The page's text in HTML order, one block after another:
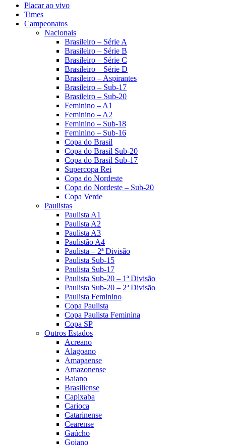
Placar ao vivo
Times
Campeonatos
Nacionais
Brasileiro – Série A
Brasileiro – Série B
Brasileiro – Série C
Brasileiro – Série D
Brasileiro – Aspirantes
Brasileiro – Sub-17
Brasileiro – Sub-20
Feminino – A1
Feminino – A2
Feminino – Sub-18
Feminino – Sub-16
Copa do Brasil
Copa do Brasil Sub-20
Copa do Brasil Sub-17
Supercopa Rei
Copa do Nordeste
Copa do Nordeste – Sub-20
Copa Verde
Paulistas
Paulista A1
Paulista A2
Paulista A3
Paulistão A4
Paulista – 2ª Divisão
Paulista Sub-15
Paulista Sub-17
Paulista Sub-20 – 1ª Divisão
Paulista Sub-20 – 2ª Divisão
Paulista Feminino
Copa Paulista
Copa Paulista Feminina
Copa SP
Outros Estados
Acreano
Alagoano
Amapaense
Amazonense
Baiano
Brasiliense
Capixaba
Carioca
Catarinense
Cearense
Gaúcho
Goiano